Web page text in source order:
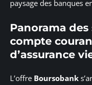
paysage des banques
Panorama
compte
d’assurance
L’offre Boursobank